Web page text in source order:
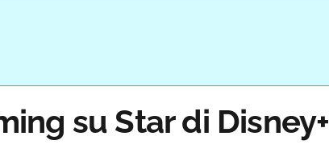
su Star di Disney+